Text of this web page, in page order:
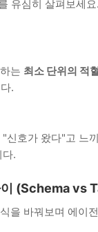
유심히 살펴보세요.
는 최소 단위의 적
.
신호가 왔다"고 느
.
이 (Schema vs
을 바꿔보며 에이